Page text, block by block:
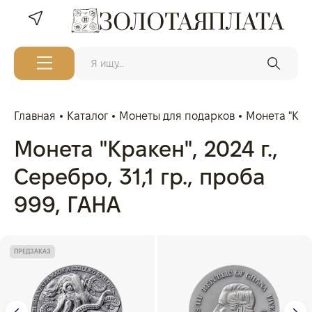
Главная Каталог Монеты для подарков Монета
Монета "Кракен", 2024 г.,
Серебро, 31,1 гр., проба
999, ГАНА
ПРЕДЗАКАЗ